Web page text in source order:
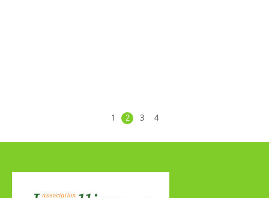
1 2 3 4